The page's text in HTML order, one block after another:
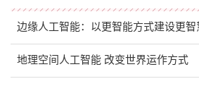
边缘人工智能：以更智能方式建设更智
地理空间人工智能 改变世界运作方式